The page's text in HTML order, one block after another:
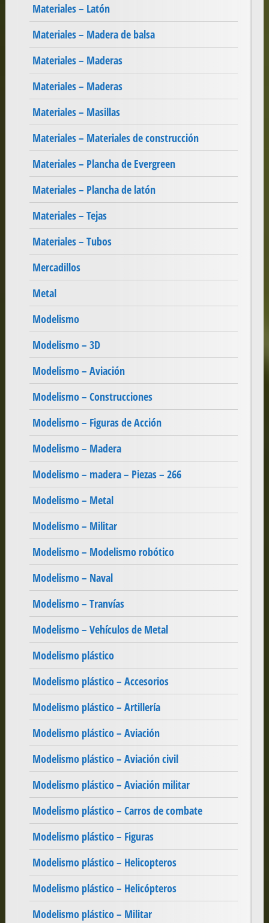
Materiales – Latón
Materiales – Madera de balsa
Materiales – Maderas
Materiales – Maderas
Materiales – Masillas
Materiales – Materiales de construcción
Materiales – Plancha de Evergreen
Materiales – Plancha de latón
Materiales – Tejas
Materiales – Tubos
Mercadillos
Metal
Modelismo
Modelismo – 3D
Modelismo – Aviación
Modelismo – Construcciones
Modelismo – Figuras de Acción
Modelismo – Madera
Modelismo – madera – Piezas – 266
Modelismo – Metal
Modelismo – Militar
Modelismo – Modelismo robótico
Modelismo – Naval
Modelismo – Tranvías
Modelismo – Vehículos de Metal
Modelismo plástico
Modelismo plástico – Accesorios
Modelismo plástico – Artillería
Modelismo plástico – Aviación
Modelismo plástico – Aviación civil
Modelismo plástico – Aviación militar
Modelismo plástico – Carros de combate
Modelismo plástico – Figuras
Modelismo plástico – Helicopteros
Modelismo plástico – Helicópteros
Modelismo plástico – Militar